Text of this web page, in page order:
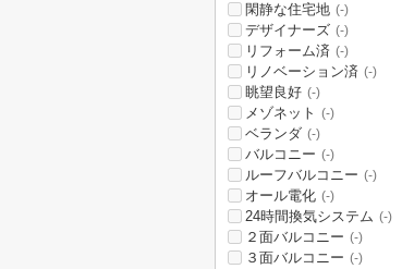
閑静な住宅地 (-)
デザイナーズ (-)
リフォーム済 (-)
リノベーション済 (-)
眺望良好 (-)
メゾネット (-)
ベランダ (-)
バルコニー (-)
ルーフバルコニー (-)
オール電化 (-)
24時間換気システム (-)
２面バルコニー (-)
３面バルコニー (-)